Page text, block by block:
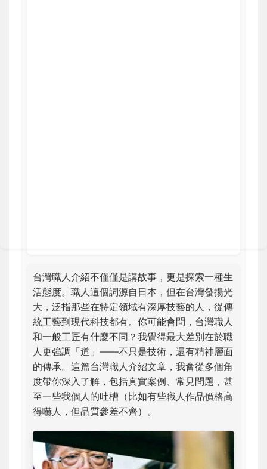
台灣職人介紹不僅僅是講故事，更是探索一種生
活態度。職人這個詞源自日本，但在台灣發揚光
大，泛指那些在特定領域有深厚技藝的人，從傳
統工藝到現代科技都有。你可能會問，台灣職人
和一般工匠有什麼不同？我覺得最大差別在於職
人更強調「道」——不只是技術，還有精神層面
的傳承。這篇台灣職人介紹文章，我會從多個角
度帶你深入了解，包括真實案例、常見問題，甚
至一些我個人的吐槽（比如有些職人作品價格高
得嚇人，但品質參差不齊）。